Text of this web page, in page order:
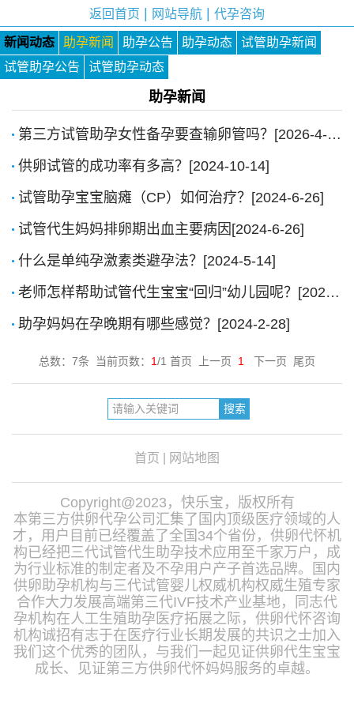
返回首页 网站导航 代孕咨询
新闻动态 助孕新闻 助孕公告 助孕动态
试管助孕新闻
试管助孕公告
试管助孕动态
助孕新闻
第三方试管助孕女性备孕要查输卵管吗？[2026-4-23]
供卵试管的成功率有多高？[2024-10-14]
试管助孕宝宝脑瘫（CP）如何治疗？[2024-6-26]
试管代生妈妈排卵期出血主要病因[2024-6-26]
什么是单纯孕激素类避孕法？[2024-5-14]
老师怎样帮助试管代生宝宝“回归”幼儿园呢？[2024-2-28]
助孕妈妈在孕晚期有哪些感觉？[2024-2-28]
总数：7条 当前页数： 1/1 首页 上一页 1 下一页 尾页
首页 网站地图
Copyright@2023，快乐宝，版权所有
本第三方供卵代孕公司汇集了国内顶级医疗领域的人
才，用户目前已经覆盖了全国34个省份，供卵代怀机
构已经把三代试管代生助孕技术应用至千家万户，成
为行业标准的制定者及不孕用户产子首选品牌。国内
供卵助孕机构与三代试管婴儿权威机构权威生殖专家
合作大力发展高端第三代IVF技术产业基地，同志代
孕机构在人工生殖助孕医疗拓展之际，供卵代怀咨询
机构诚招有志于在医疗行业长期发展的共识之士加入
我们这个优秀的团队，与我们一起见证供卵代生宝宝
成长、见证第三方供卵代怀妈妈服务的卓越。